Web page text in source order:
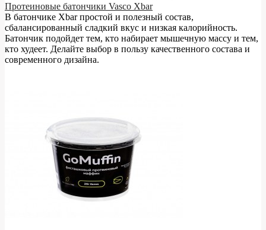
Протеиновые батончики Vasco Xbar
В батончике Xbar простой и полезный состав,
сбалансированный сладкий вкус и низкая калорийность.
Батончик подойдет тем, кто набирает мышечную массу и тем,
кто худеет. Делайте выбор в пользу качественного состава и
современного дизайна.